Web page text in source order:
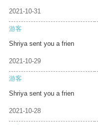
2021-10-31
游客
Shriya sent you a frien
2021-10-29
游客
Shriya sent you a frien
2021-10-28